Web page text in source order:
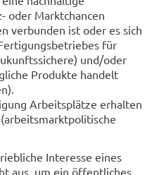
oder Marktchancen
verbunden ist oder es sich
für
und/oder
Produkte handelt
Arbeitsplätze erhalten
Interesse eines
aus, um ein öffentliches